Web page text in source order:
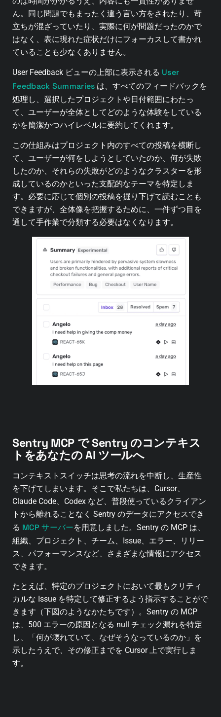
ん。同じ問題でもまったく違う言い方をされたり、苛
立ちが混ざっていたり、実際に何が問題だったのかで
はなく、表に現れた症状だけにフォーカスして書かれ
ていることも少なくありません。
User Feedback ビューの上部に表示される User
Feedback Summaries は、すべてのフィードバックを
処理し、選択したプロジェクトや日付範囲にわたっ
て、ユーザーが全体としてどのような体験をしている
かを簡潔かつハイレベルに要約してくれます。
この仕組みはプロジェクト内のすべての投稿を横断し
て、ユーザーが何をしようとしていたのか、何が失敗
したのか、それらの失敗がどのようなクラスターを形
成しているのかといった支配的なテーマを特定しま
す。必要に応じて個別の投稿を掘り下げて読むことも
できますが、全体像を把握するために、一件ずつ目を
通して手作業で分類する必要はなくなります。
Sentry MCP で Sentry のコンテキス
トをあなたの AI ツールへ
コンテキストスイッチは思考の流れを中断し、生産性
を下げてしまいます。そこで私たちは、Cursor、
Claude Code、Codex など、普段使っているクライアン
トから離れることなく Sentry のデータにアクセスでき
る MCP サーバーを用意しました。Sentry の MCP は、
組織、プロジェクト、チーム、Issue、エラー、リリー
ス、パフォーマンスなど、さまざまな情報にアクセス
できます。
たとえば、特定のプロジェクトにおいて最もクリティ
カルな Issue を特定して修正するよう指示することがで
きます（下図のようなかたちです）。Sentry の MCP
は、500 エラーの原因となる null チェック漏れを特定
し、「何が壊れていて、なぜそうなっているのか」を
示したうえで、その修正までを Cursor 上で実行しま
す。